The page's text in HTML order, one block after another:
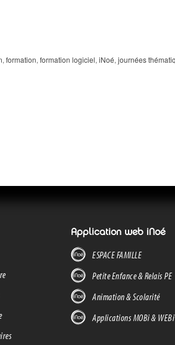
, formation, formation logiciel, iNoé, journées
Application web iNoé
ESPACE FAMILLE
Petite Enfance & Relais PE
Animation & Scolarité
Applications MOBi & WEBi